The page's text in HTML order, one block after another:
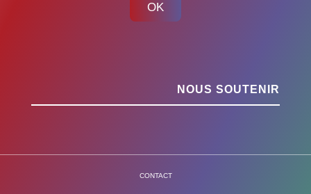
OK
NOUS SOUTENIR
CONTACT